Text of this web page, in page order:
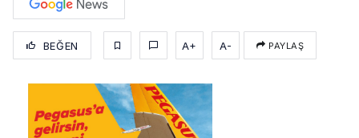
BEĞEN A+ A- PAYLAŞ